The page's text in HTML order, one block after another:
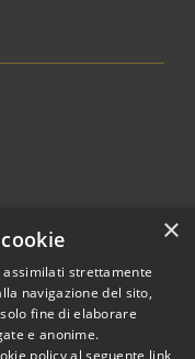
© 2026 • Comune di
×
assimilati strettamente
navigazione del sito,
fine di elaborare
e anonime.
policy al seguente link